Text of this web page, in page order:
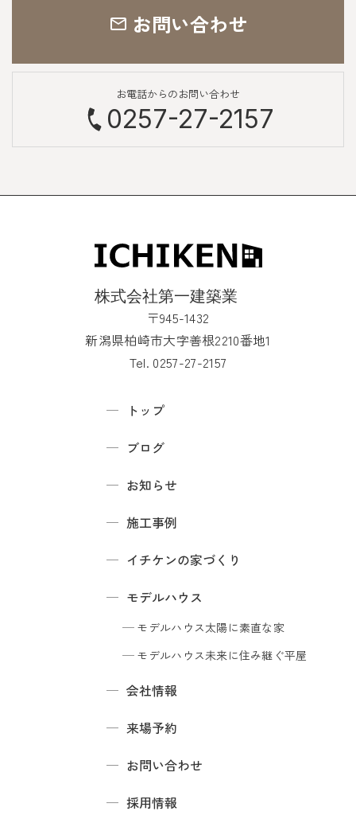
お問い合わせ
お電話からのお問い合わせ
0257-27-2157
〒945-1432
新潟県柏崎市大字善根2210番地1
Tel. 0257-27-2157
トップ
ブログ
お知らせ
施工事例
イチケンの家づくり
モデルハウス
モデルハウス太陽に素直な家
モデルハウス未来に住み継ぐ平屋
会社情報
来場予約
お問い合わせ
採用情報